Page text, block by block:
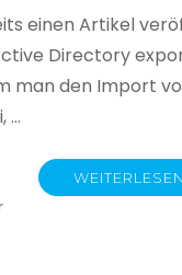
einen Artikel
Directory
man den Import
…
WEITERLESEN
zu